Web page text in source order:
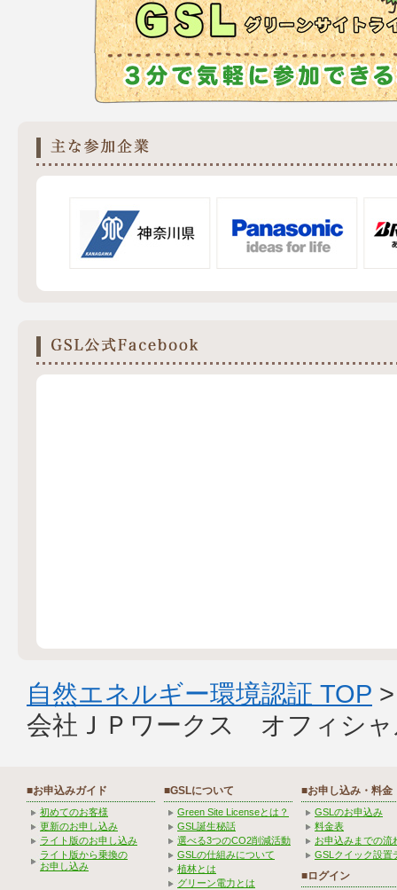
自然エネルギー環境認証 TOP
会社ＪＰワークス オフィシャ
■お申込みガイド
初めてのお客様
更新のお申し込み
ライト版のお申し込み
ライト版から乗換の
お申し込み
■GSLについて
Green Site Licenseとは？
GSL誕生秘話
選べる3つのCO2削減活動
GSLの仕組みについて
植林とは
グリーン電力とは
■お申し込み・料金
GSLのお申込み
料金表
お申込みまでの流
GSLクイック設置
■ログイン